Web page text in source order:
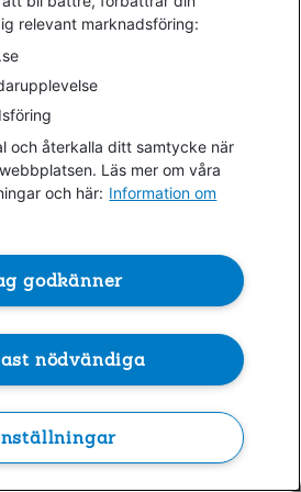
information).
relevant marknadsföring:
och återkalla ditt samtycke när
Läs mer om våra
och här: Information om
godkänner
nödvändiga